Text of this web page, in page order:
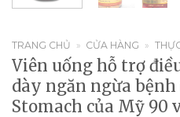
TRANG CHỦ » CỬA HÀNG »
Viên uống hỗ trợ
dày ngăn ngừa
Stomach của Mỹ 90